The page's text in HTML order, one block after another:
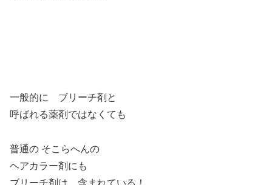
一般的に ブリーチ剤と
呼ばれる薬剤ではなくても
普通の そこらへんの
ヘアカラー剤にも
ブリーチ剤は 含まれている！